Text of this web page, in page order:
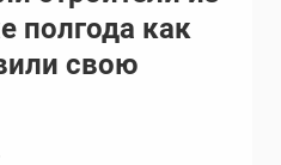
полгода как
свою